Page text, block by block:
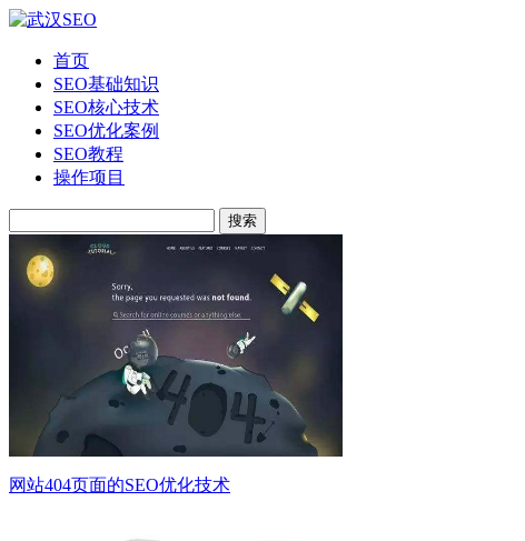
首页
SEO基础知识
SEO核心技术
SEO优化案例
SEO教程
操作项目
搜索
网站404页面的SEO优化技术